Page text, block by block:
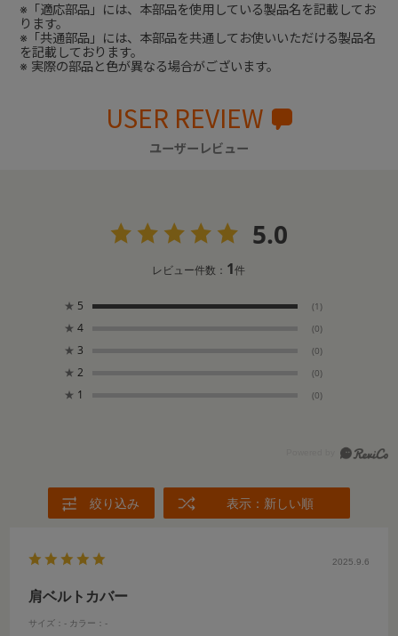
※「適応部品」には、本部品を使用している製品名を記載してお
ります。
※「共通部品」には、本部品を共通してお使いいただける製品名
を記載しております。
※ 実際の部品と色が異なる場合がございます。
USER REVIEW
ユーザーレビュー
5.0
レビュー件数： 1件
★ 5 (1)
★ 4 (0)
★ 3 (0)
★ 2 (0)
★ 1 (0)
絞り込み 表示：新しい順
2025.9.6
肩ベルトカバー
サイズ：- カラー：-